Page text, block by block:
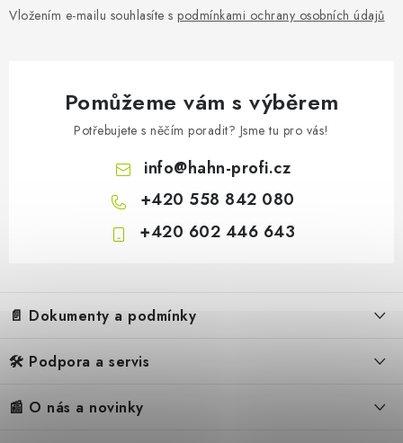
Vložením e-mailu souhlasíte s podmínkami ochrany osobních údajů
Pomůžeme vám s výběrem
Potřebujete s něčím poradit? Jsme tu pro vás!
info@hahn-profi.cz
+420 558 842 080
+420 602 446 643
a
📄 Dokumenty a podmínky
Obchodní podmínky
Ochrana osobních údajů
🛠️ Podpora a servis
FAQ – Často kladené otázky
📰 O nás a novinky